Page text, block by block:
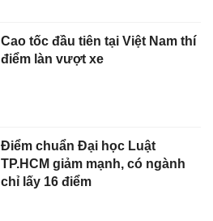
Cao tốc đầu tiên tại Việt Nam thí
điểm làn vượt xe
Điểm chuẩn Đại học Luật
TP.HCM giảm mạnh, có ngành
chỉ lấy 16 điểm